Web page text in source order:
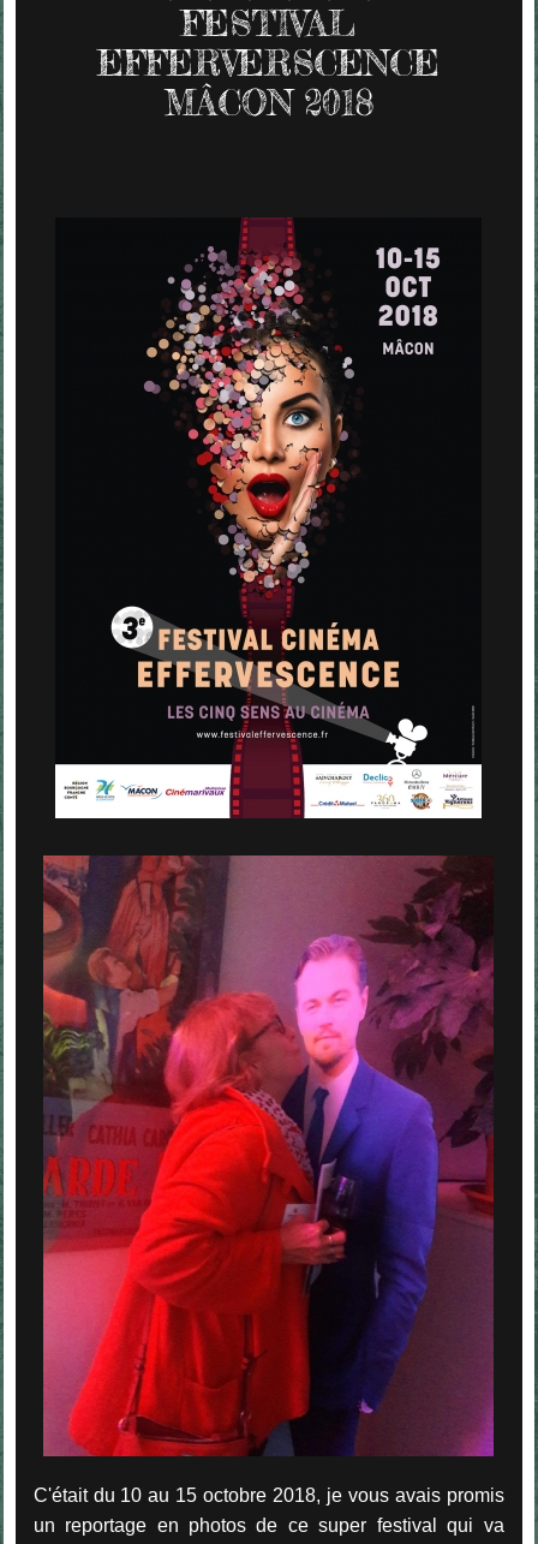
FESTIVAL
EFFERVERSCENCE
MÂCON 2018
C'était du 10 au 15 octobre 2018, je vous avais promis
un reportage en photos de ce super festival qui va